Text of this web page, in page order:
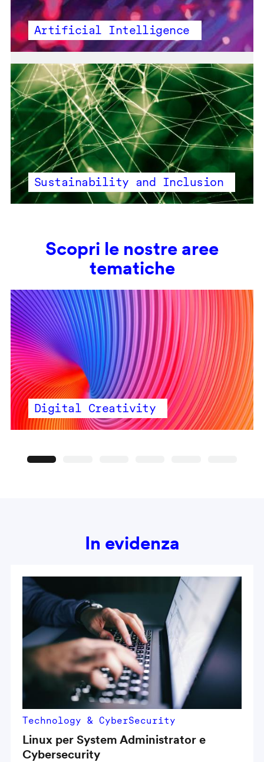
Artificial Intelligence
Sustainability and Inclusion
Scopri le nostre aree
tematiche
Digital Creativity
In evidenza
Technology & CyberSecurity
Linux per System Administrator e
Cybersecurity